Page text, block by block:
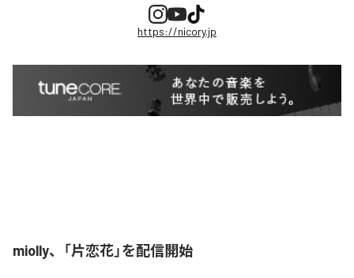
https://nicory.jp
miolly、「片恋花」を配信開始